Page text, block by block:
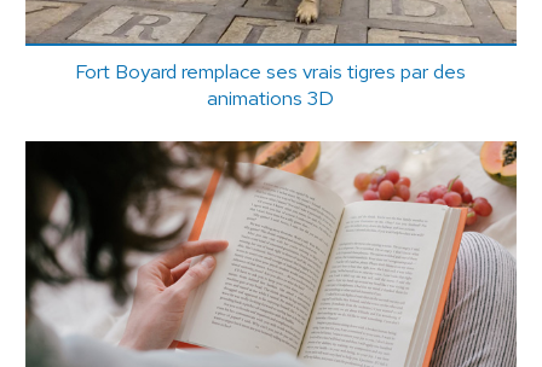
Fort Boyard remplace ses vrais tigres par des
animations 3D